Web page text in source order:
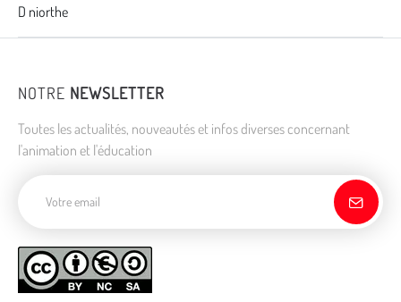
D niorthe
NOTRE NEWSLETTER
Toutes les actualités, nouveautés et infos diverses concernant
l'animation et l'éducation